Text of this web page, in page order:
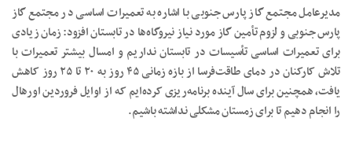
مدیرعامل مجتمع گاز پارس جنوبی با اشاره به تعمیرات اساسی در مجتمع گاز
پارس جنوبی و لزوم تأمین گاز مورد نیاز نیروگاه‌ها در تابستان افزود: زمان زیادی
برای تعمیرات اساسی تأسیسات در تابستان نداریم و امسال بیشتر تعمیرات با
تلاش کارکنان در دمای طاقت‌فرسا از بازه زمانی ۴۵ روز به ۲۰ تا ۲۵ روز کاهش
یافت، همچنین برای سال آینده برنامه‌ریزی کرده‌ایم که از اوایل فروردین اورهال
را انجام دهیم تا برای زمستان مشکلی نداشته باشیم.